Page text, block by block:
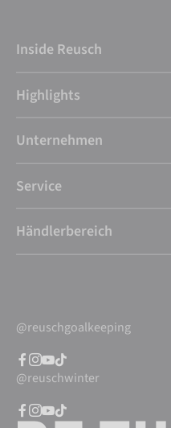
Inside Reusch
Highlights
Unternehmen
Service
Händlerbereich
@reuschgoalkeeping
@reuschwinter